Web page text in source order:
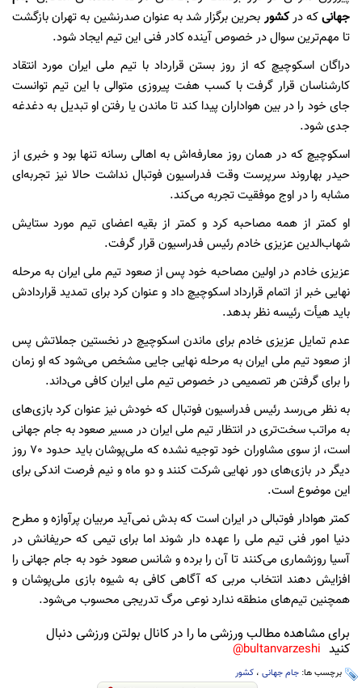
جهانیکه درکشور بحرین برگزار شد به عنوان صدرنشین به تهران بازگشت
تا مهم‌ترین سوال در خصوص آینده کادر فنی این تیم ایجاد شود.
دراگان اسکوچیچ که از روز بستن قرارداد با تیم ملی ایران مورد انتقاد
کارشناسان قرار گرفت با کسب هفت پیروزی متوالی با این تیم توانست
جای خود را در بین هواداران پیدا کند تا ماندن یا رفتن او تبدیل به دغدغه
جدی شود.
اسکوچیچ که در همان روز معارفه‌اش به اهالی رسانه تنها بود و خبری از
حیدر بهاروند سرپرست وقت فدراسیون فوتبال نداشت حالا نیز تجربه‌ای
مشابه را در اوج موفقیت تجربه می‌کند.
او کمتر از همه مصاحبه کرد و کمتر از بقیه اعضای تیم مورد ستایش
شهاب‌الدین عزیزی خادم رئیس فدراسیون قرار گرفت.
عزیزی خادم در اولین مصاحبه خود پس از صعود تیم ملی ایران به مرحله
نهایی خبر از اتمام قرارداد اسکوچیچ داد و عنوان کرد برای تمدید قراردادش
باید هیأت رئیسه نظر بدهد.
عدم تمایل عزیزی خادم برای ماندن اسکوچیچ در نخستین جملاتش پس
از صعود تیم ملی ایران به مرحله نهایی جایی مشخص می‌شود که او زمان
را برای گرفتن هر تصمیمی در خصوص تیم ملی ایران کافی می‌داند.
به نظر می‌رسد رئیس فدراسیون فوتبال که خودش نیز عنوان کرد بازی‌های
به مراتب سخت‌تری در انتظار تیم ملی ایران در مسیر صعود به جام جهانی
است، از سوی مشاوران خود توجیه نشده که ملی‌پوشان باید حدود ۷0 روز
دیگر در بازی‌های دور نهایی شرکت کنند و دو ماه و نیم فرصت اندکی برای
این موضوع است.
کمتر هوادار فوتبالی در ایران است که بدش نمی‌آید مربیان پرآوازه و مطرح
دنیا امور فنی تیم ملی را عهده دار شوند اما برای تیمی که حریفانش در
آسیا روزشماری می‌کنند تا آن را برده و شانس صعود خود به جام جهانی را
افزایش دهند انتخاب مربی که آگاهی کافی به شیوه بازی ملی‌پوشان و
همچنین تیم‌های منطقه ندارد نوعی مرگ تدریجی محسوب می‌شود.
برای مشاهده مطالب ورزشی ما را در کانال بولتن ورزشی دنبال
کنید bultanvarzeshi@
برچسب ها: جام جهانی ، کشور